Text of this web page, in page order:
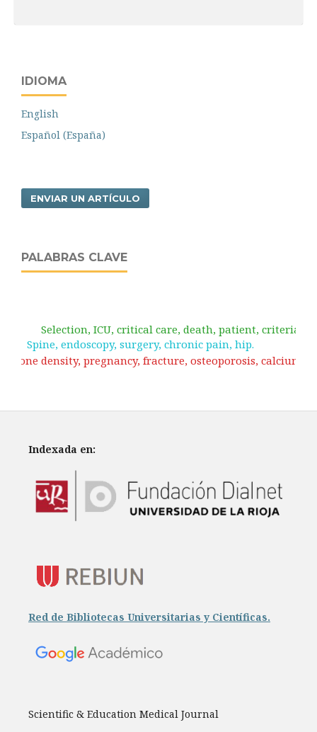
IDIOMA
English
Español (España)
ENVIAR UN ARTÍCULO
PALABRAS CLAVE
Bone density, pregnancy, fracture, osteoporosis, calcium.
Spine, endoscopy, surgery, chronic pain, hip.
Selection, ICU, critical care, death, patient, criteria.
Indexada en:
Red de Bibliotecas Universitarias y Científicas.
Scientific & Education Medical Journal